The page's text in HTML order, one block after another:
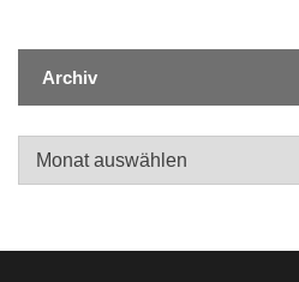
Archiv